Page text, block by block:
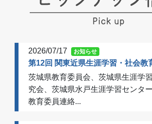
2026/07/17 お知らせ
茨城県教育委員会、茨城県生涯学
究会、茨城県水戸生涯学習センタ
教育委員連絡...